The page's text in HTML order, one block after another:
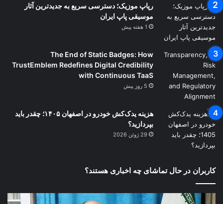
رپاپ موزیک؛ دسترسی سریع به جدیدترین آثار
موسیقی پاپ ایران
1 هفته پیش
The End of Static Badges: How
TrustEmblem Redefines Digital Credibility
with Continuous TaaS
5 روز پیش
هزینه یدک‌کش خودرو در اصفهان ۱۴۰۵؛ چقدر باید
بپردازید؟
29 ژوئن 2026
کاربران در حال تماشای چه اخباری هستند؟
یادواره